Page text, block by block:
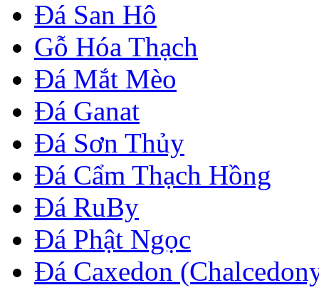
Đá San Hô
Gỗ Hóa Thạch
Đá Mắt Mèo
Đá Ganat
Đá Sơn Thủy
Đá Cẩm Thạch Hồng
Đá RuBy
Đá Phật Ngọc
Đá Caxedon